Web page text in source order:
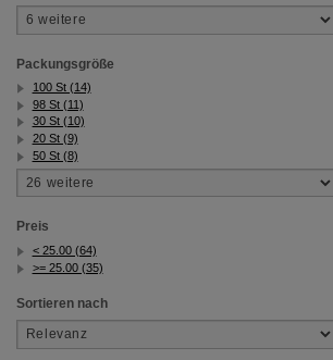
Packungsgröße
100 St (14)
98 St (11)
30 St (10)
20 St (9)
50 St (8)
Preis
< 25.00 (64)
>= 25.00 (35)
Sortieren nach